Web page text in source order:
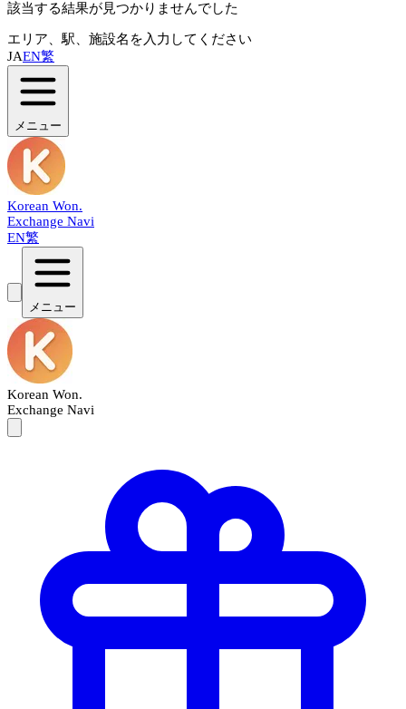
該当する結果が見つかりませんでした
エリア、駅、施設名を入力してください
JAEN繁
メニュー
Korean Won.
Exchange Navi
EN繁
メニュー
Korean Won.
Exchange Navi